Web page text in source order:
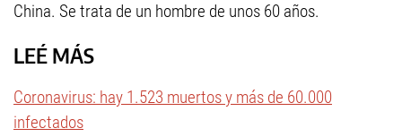
China. Se trata de un hombre de unos 60 años.
LEÉ MÁS
Coronavirus: hay 1.523 muertos y más de 60.000
infectados